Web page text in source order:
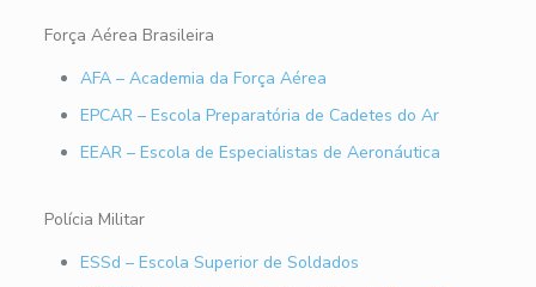
Força Aérea Brasileira
AFA – Academia da Força Aérea
EPCAR – Escola Preparatória de Cadetes do Ar
EEAR – Escola de Especialistas de Aeronáutica
Polícia Militar
ESSd – Escola Superior de Soldados